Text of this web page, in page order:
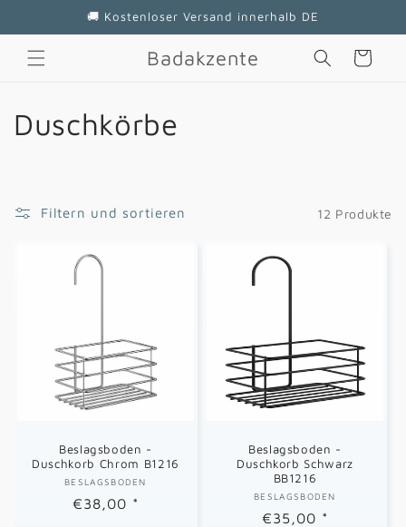
Inhalt
🚚 Kostenloser Versand innerhalb DE
Badakzente Warenkorb
K
t
Duschkörbe
Filtern und sortieren 12 Produkte
Beslagsboden -
Duschkorb Chrom B1216
Anbieter:
BESLAGSBODEN
Normaler
€38,00 *
Beslagsboden -
Duschkorb Schwarz
BB1216
Anbieter:
BESLAGSBODEN
Normaler
€35,00 *